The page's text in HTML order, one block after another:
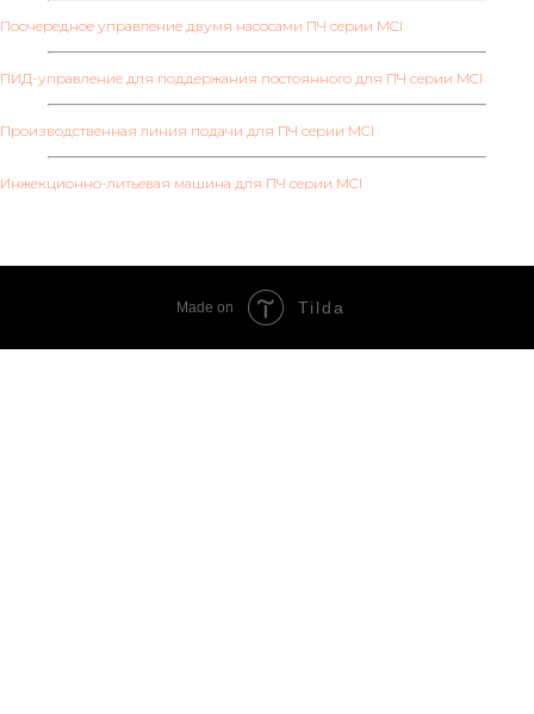
Поочередное управление двумя насосами ПЧ серии MCI
ПИД-управление для поддержания постоянного для ПЧ серии MCI
Производственная линия подачи для ПЧ серии MCI
Инжекционно-литьевая машина для ПЧ серии MCI
Made on Tilda